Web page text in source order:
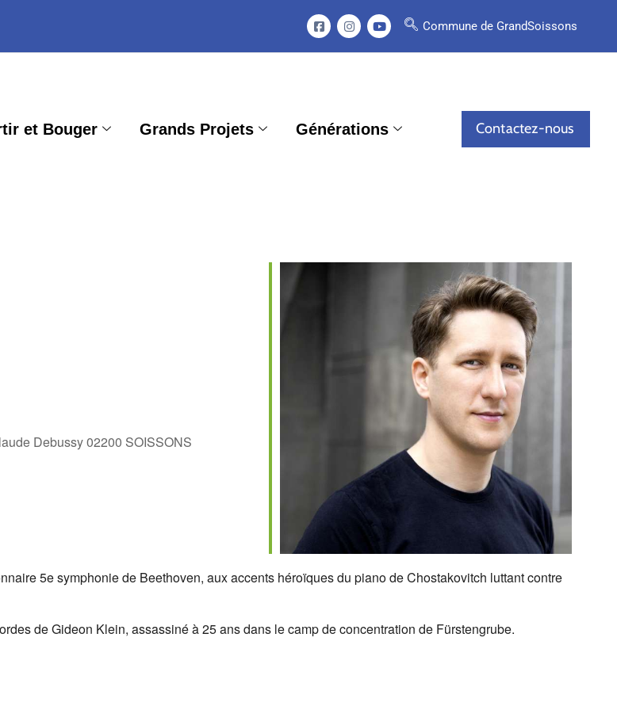
Commune de GrandSoissons
et Bouger Grands Projets Générations Contactez-nous
Debussy 02200 SOISSONS
5e symphonie de Beethoven, aux accents héroïques du piano de Chostakovitch luttant contre
de Gideon Klein, assassiné à 25 ans dans le camp de concentration de Fürstengrube.